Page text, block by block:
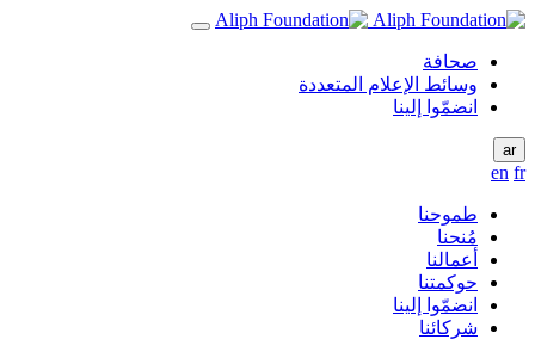
صحافة
وسائط الإعلام المتعددة
انضمّوا إلينا
ar
en fr
طموحنا
مُنحنا
أعمالنا
حوكمتنا
انضمّوا إلينا
شركائنا